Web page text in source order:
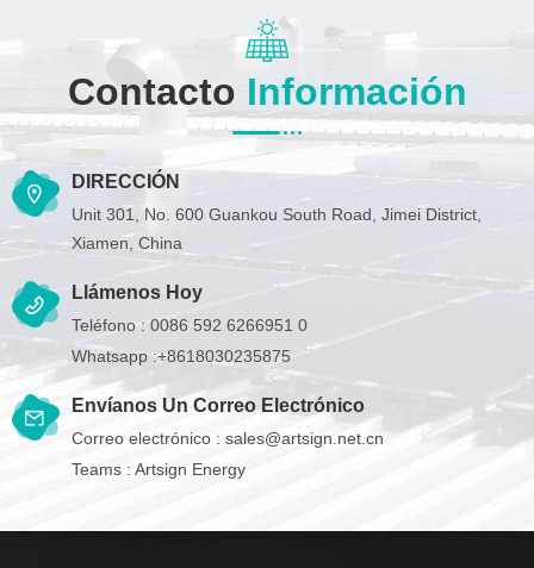
Contacto Información
DIRECCIÓN
Unit 301, No. 600 Guankou South Road, Jimei District,
Xiamen, China
Llámenos Hoy
Teléfono : 0086 592 6266951 0
Whatsapp :+8618030235875
Envíanos Un Correo Electrónico
Correo electrónico : sales@artsign.net.cn
Teams : Artsign Energy